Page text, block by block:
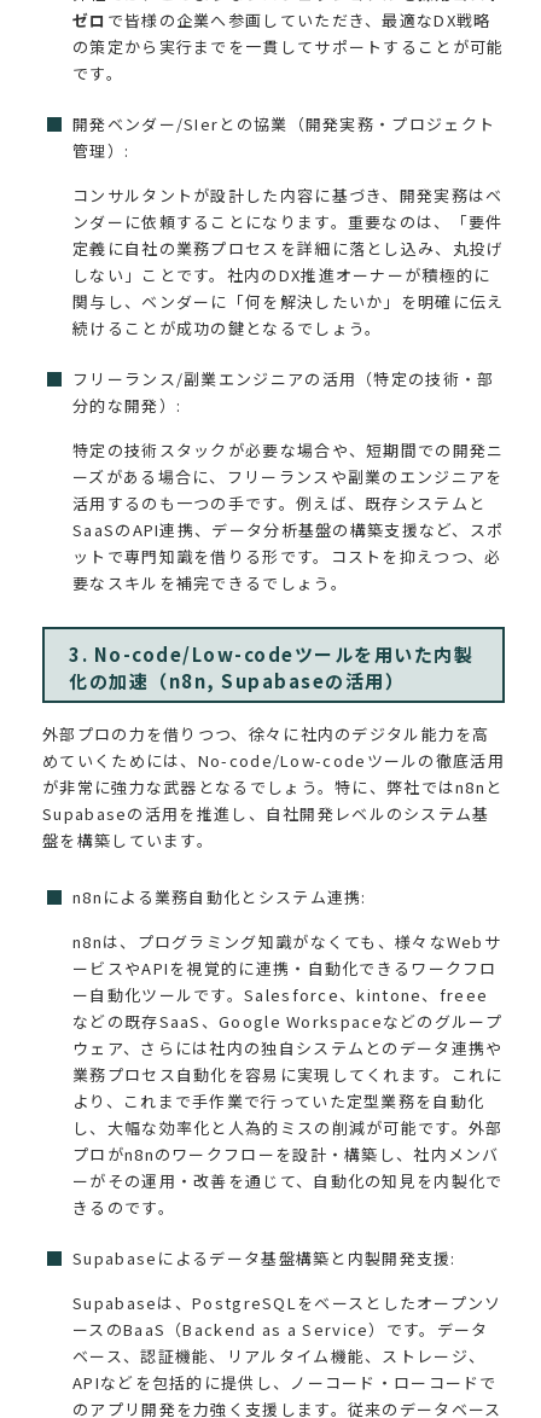
ゼロ で皆様の企業へ参画していただき、最適なDX戦略
の策定から実行までを一貫してサポートすることが可能
です。
開発ベンダー/SIerとの協業（開発実務・プロジェクト
管理）:
コンサルタントが設計した内容に基づき、開発実務はベ
ンダーに依頼することになります。重要なのは、「要件
定義に自社の業務プロセスを詳細に落とし込み、丸投げ
しない」ことです。社内のDX推進オーナーが積極的に
関与し、ベンダーに「何を解決したいか」を明確に伝え
続けることが成功の鍵となるでしょう。
フリーランス/副業エンジニアの活用（特定の技術・部
分的な開発）:
特定の技術スタックが必要な場合や、短期間での開発ニ
ーズがある場合に、フリーランスや副業のエンジニアを
活用するのも一つの手です。例えば、既存システムと
SaaSのAPI連携、データ分析基盤の構築支援など、スポ
ットで専門知識を借りる形です。コストを抑えつつ、必
要なスキルを補完できるでしょう。
3. No-code/Low-codeツールを用いた内製
化の加速（n8n, Supabaseの活用）
外部プロの力を借りつつ、徐々に社内のデジタル能力を高
めていくためには、No-code/Low-codeツールの徹底活用
が非常に強力な武器となるでしょう。特に、弊社ではn8nと
Supabaseの活用を推進し、自社開発レベルのシステム基
盤を構築しています。
n8nによる業務自動化とシステム連携:
n8nは、プログラミング知識がなくても、様々なWebサ
ービスやAPIを視覚的に連携・自動化できるワークフロ
ー自動化ツールです。Salesforce、kintone、freee
などの既存SaaS、Google Workspaceなどのグループ
ウェア、さらには社内の独自システムとのデータ連携や
業務プロセス自動化を容易に実現してくれます。これに
より、これまで手作業で行っていた定型業務を自動化
し、大幅な効率化と人為的ミスの削減が可能です。外部
プロがn8nのワークフローを設計・構築し、社内メンバ
ーがその運用・改善を通じて、自動化の知見を内製化で
きるのです。
Supabaseによるデータ基盤構築と内製開発支援:
Supabaseは、PostgreSQLをベースとしたオープンソ
ースのBaaS（Backend as a Service）です。データ
ベース、認証機能、リアルタイム機能、ストレージ、
APIなどを包括的に提供し、ノーコード・ローコードで
のアプリ開発を力強く支援します。従来のデータベース